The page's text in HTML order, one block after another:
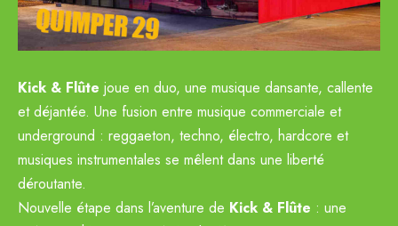
Kick & Flûte joue en duo, une musique dansante, callente
et déjantée. Une fusion entre musique commerciale et
underground : reggaeton, techno, électro, hardcore et
musiques instrumentales se mêlent dans une liberté
déroutante.
Nouvelle étape dans l’aventure de Kick & Flûte : une